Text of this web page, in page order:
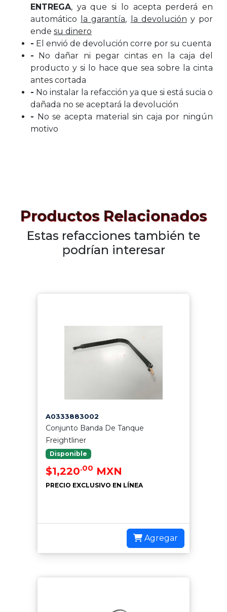
ENTREGA, ya que si lo acepta perderá en
automático
la garantía, la devolución y por
ende su dinero
- El envió de devolución corre por su cuenta
- No dañar ni pegar cintas en la caja del
producto y si lo hace que sea sobre la cinta
antes cortada
- No instalar la refacción ya que si está sucia o
dañada no se aceptará la devolución
- No se acepta material sin caja por ningún
motivo
Productos Relacionados
Estas refacciones también te
podrían interesar
A0333883002
Conjunto Banda De Tanque
Freightliner
Disponible
$1,220.00 MXN
PRECIO EXCLUSIVO EN LÍNEA
Agregar